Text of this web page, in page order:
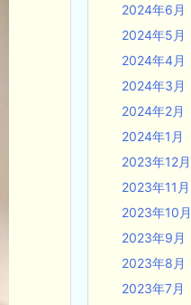
2024年6月
2024年5月
2024年4月
2024年3月
2024年2月
2024年1月
2023年12月
2023年11月
2023年10月
2023年9月
2023年8月
2023年7月